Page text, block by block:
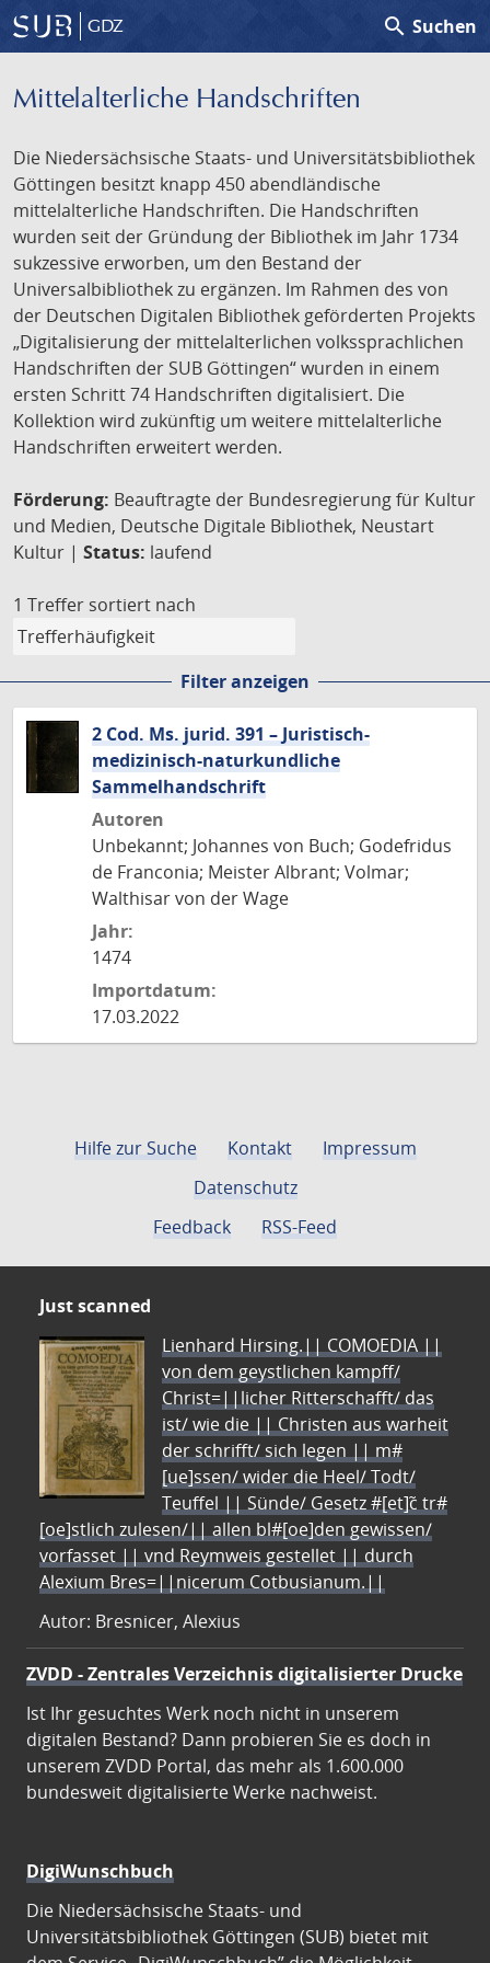
GDZ search Suchen
Mittelalterliche Handschriften
Die Niedersächsische Staats- und Universitätsbibliothek
Göttingen besitzt knapp 450 abendländische
mittelalterliche Handschriften. Die Handschriften
wurden seit der Gründung der Bibliothek im Jahr 1734
sukzessive erworben, um den Bestand der
Universalbibliothek zu ergänzen. Im Rahmen des von
der Deutschen Digitalen Bibliothek geförderten Projekts
„Digitalisierung der mittelalterlichen volkssprachlichen
Handschriften der SUB Göttingen“ wurden in einem
ersten Schritt 74 Handschriften digitalisiert. Die
Kollektion wird zukünftig um weitere mittelalterliche
Handschriften erweitert werden.
Förderung: Beauftragte der Bundesregierung für Kultur
und Medien, Deutsche Digitale Bibliothek, Neustart
Kultur | Status: laufend
1 Treffer sortiert nach
Filter anzeigen
2 Cod. Ms. jurid. 391 – Juristisch-
medizinisch-naturkundliche
Sammelhandschrift
Autoren
Unbekannt; Johannes von Buch; Godefridus
de Franconia; Meister Albrant; Volmar;
Walthisar von der Wage
Jahr:
1474
Importdatum:
17.03.2022
Hilfe zur Suche Kontakt
Impressum
Datenschutz
Feedback
RSS-Feed
Just scanned
Lienhard Hirsing.|| COMOEDIA ||
von dem geystlichen kampff/
Christ=||licher Ritterschafft/ das
ist/ wie die || Christen aus warheit
der schrifft/ sich legen || m#
[ue]ssen/ wider die Heel/ Todt/
Teuffel || Sünde/ Gesetz #[et]c̃ tr#
[oe]stlich zulesen/|| allen bl#[oe]den gewissen/
vorfasset || vnd Reymweis gestellet || durch
Alexium Bres=||nicerum Cotbusianum.||
Autor: Bresnicer, Alexius
ZVDD - Zentrales Verzeichnis digitalisierter Drucke
Ist Ihr gesuchtes Werk noch nicht in unserem
digitalen Bestand? Dann probieren Sie es doch in
unserem ZVDD Portal, das mehr als 1.600.000
bundesweit digitalisierte Werke nachweist.
DigiWunschbuch
Die Niedersächsische Staats- und
Universitätsbibliothek Göttingen (SUB) bietet mit